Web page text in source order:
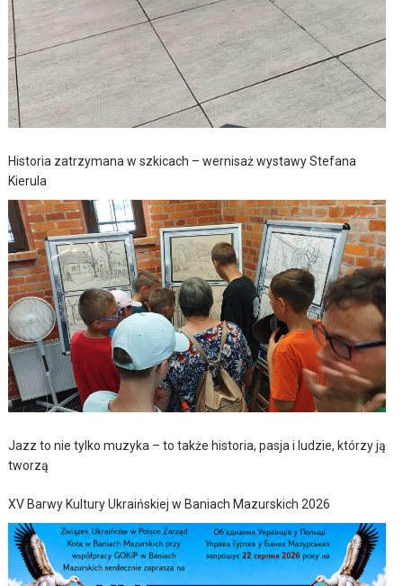
Historia zatrzymana w szkicach – wernisaż wystawy Stefana
Kierula
Jazz to nie tylko muzyka – to także historia, pasja i ludzie, którzy ją
tworzą
XV Barwy Kultury Ukraińskiej w Baniach Mazurskich 2026